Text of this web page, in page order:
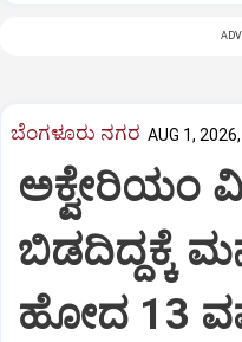
ಬೆಂಗಳೂರು ನಗರ AUG 1,
ಅಕ್ವೇರಿಯಂ
ಬಿಡದಿದ್ದಕ್ಕೆ
ಹೋದ 13